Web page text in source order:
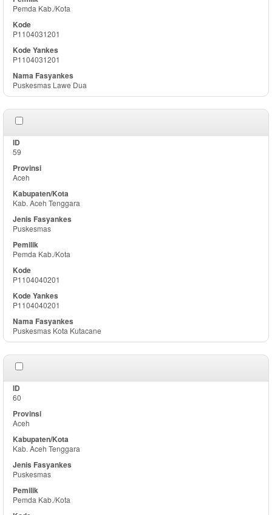
Pemda Kab./Kota
P1104031201
P1104031201
Puskesmas Lawe Dua
59
Aceh
Kab. Aceh Tenggara
Puskesmas
Pemda Kab./Kota
P1104040201
P1104040201
Puskesmas Kota Kutacane
60
Aceh
Kab. Aceh Tenggara
Puskesmas
Pemda Kab./Kota